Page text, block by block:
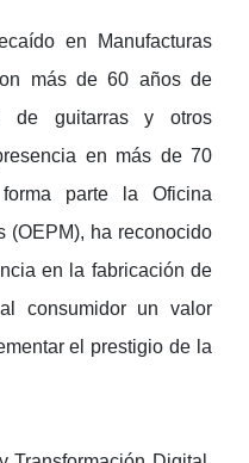
en Manufacturas
más de 60 años de
de guitarras y otros
en más de 70
parte la Oficina
(OEPM), ha reconocido
en la fabricación de
consumidor un valor
el prestigio de la